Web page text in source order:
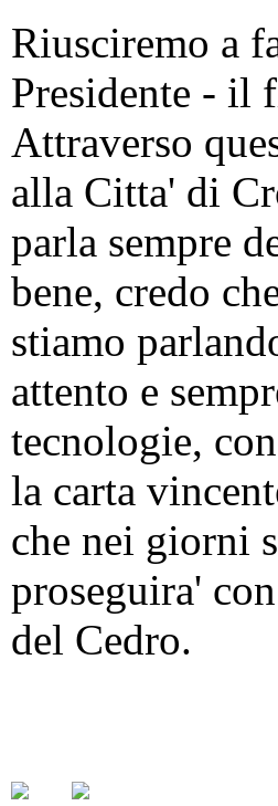
Riusciremo a
Presidente - il
Attraverso
alla Citta' di
parla sempre
bene, credo
stiamo
attento e
tecnologie,
la carta
che nei giorni
proseguira'
del Cedro.